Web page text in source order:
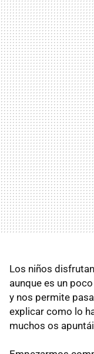
Los niños
aunque es un
y nos permite
explicar como lo
muchos os